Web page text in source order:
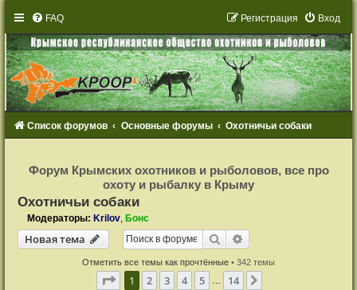
FAQ Вход
Регистрация
Список форумов Основные форумы Охотничьи собаки
с
т
ц
и
Форум Крымских охотников и рыболовов, все про
охоту и рыбалку в Крыму
Охотничьи собаки
Модераторы: Krilov ,Бонс
Новая тема
Новаятема Поиск
Отметить все темы как прочтённые • 342 темы
Страница из 14
1 2 3 4 5 14